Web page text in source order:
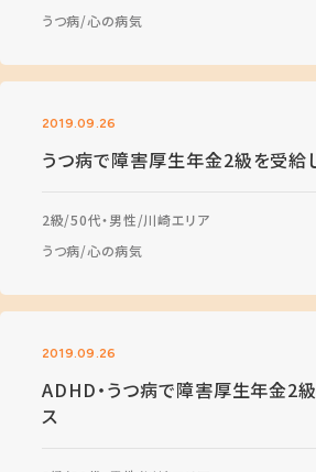
うつ病 心の病気
2019.09.26
うつ病で障害厚生年金2級を受給
2級 50代・男性 川崎エリア
うつ病 心の病気
2019.09.26
ADHD・うつ病で障害厚生年金2
ス